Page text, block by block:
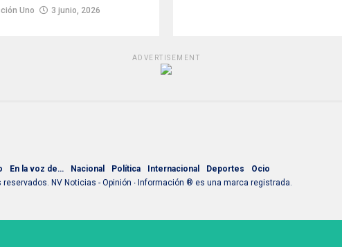
Uno 3 junio, 2026
ADVERTISEMENT
En la voz de… Nacional Política Internacional Deportes
Ocio
NV Noticias - Opinión ∙ Información ® es una marca registrada.